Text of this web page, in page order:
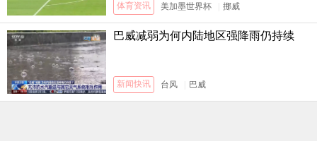
体育资讯 美加墨世界杯 挪威
巴威减弱为何内陆地区强降雨仍持续
新闻快讯 台风 巴威